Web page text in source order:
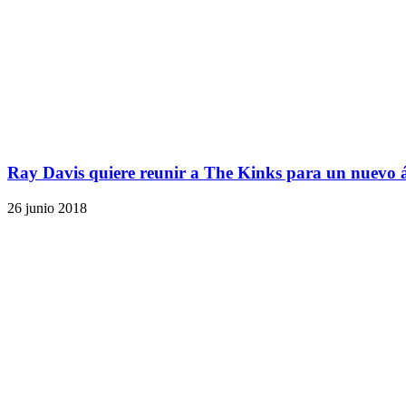
Ray Davis quiere reunir a The Kinks para un nuevo
26 junio 2018